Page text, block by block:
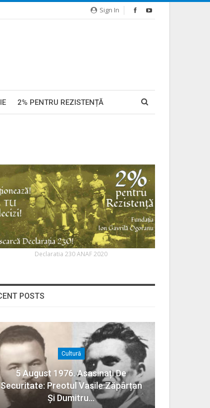
Sign In
2% PENTRU REZISTENȚĂ
Declaratia 230 ANAF 2020
POSTS
Cultură
5 August 1976. Asasinați De
Securitate: Preotul Vasile Zăpârțan
Și Dumitru…